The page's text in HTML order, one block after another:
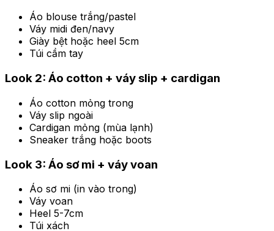
Áo blouse trắng/pastel
Váy midi đen/navy
Giày bệt hoặc heel 5cm
Túi cầm tay
Look 2: Áo cotton + váy slip + cardigan
Áo cotton mỏng trong
Váy slip ngoài
Cardigan mỏng (mùa lạnh)
Sneaker trắng hoặc boots
Look 3: Áo sơ mi + váy voan
Áo sơ mi (in vào trong)
Váy voan
Heel 5-7cm
Túi xách